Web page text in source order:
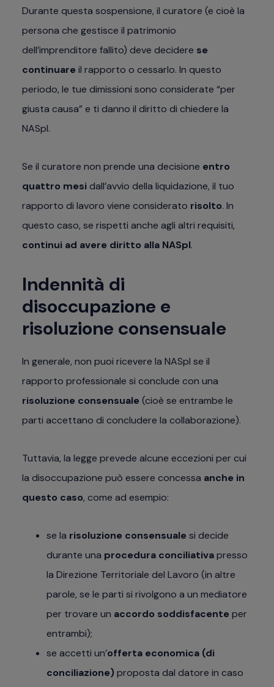
Durante questa sospensione, il curatore (e cioè la
persona che gestisce il patrimonio
dell’imprenditore fallito) deve decidere se
continuare il rapporto o cessarlo. In questo
periodo, le tue dimissioni sono considerate “per
giusta causa” e ti danno il diritto di chiedere la
NASpI.
Se il curatore non prende una decisione entro
quattro mesi dall’avvio della liquidazione, il tuo
rapporto di lavoro viene considerato risolto. In
questo caso, se rispetti anche agli altri requisiti,
continui ad avere diritto alla NASpI.
Indennità di
disoccupazione e
risoluzione consensuale
In generale, non puoi ricevere la NASpI se il
rapporto professionale si conclude con una
risoluzione consensuale (cioè se entrambe le
parti accettano di concludere la collaborazione).
Tuttavia, la legge prevede alcune eccezioni per cui
la disoccupazione può essere concessa anche in
questo caso, come ad esempio:
se la risoluzione consensuale si decide
durante una procedura conciliativapresso
la Direzione Territoriale del Lavoro (in altre
parole, se le parti si rivolgono a un mediatore
per trovare un accordo soddisfacente per
entrambi);
se accetti un’offerta economica (di
conciliazione) proposta dal datore in caso